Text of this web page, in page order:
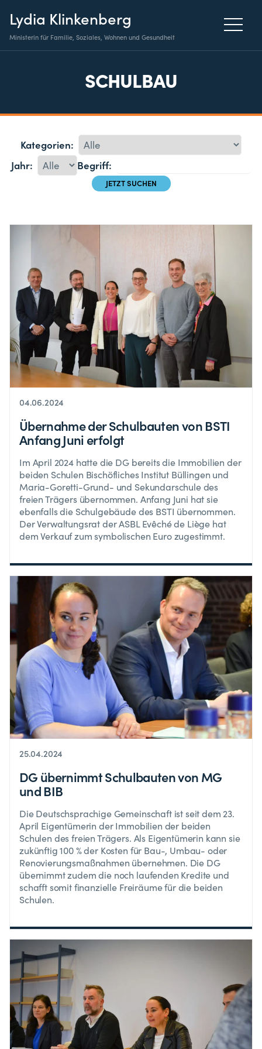
Lydia Klinkenberg
Ministerin für Familie, Soziales, Wohnen und Gesundheit
SCHULBAU
Kategorien:
Jahr:
Begriff:
04.06.2024
Übernahme der Schulbauten von BSTI
Anfang Juni erfolgt
Im April 2024 hatte die DG bereits die Immobilien der
beiden Schulen Bischöfliches Institut Büllingen und
Maria-Goretti-Grund- und Sekundarschule des
freien Trägers übernommen. Anfang Juni hat sie
ebenfalls die Schulgebäude des BSTI übernommen.
Der Verwaltungsrat der ASBL Evêché de Liège hat
dem Verkauf zum symbolischen Euro zugestimmt.
25.04.2024
DG übernimmt Schulbauten von MG
und BIB
Die Deutschsprachige Gemeinschaft ist seit dem 23.
April Eigentümerin der Immobilien der beiden
Schulen des freien Trägers. Als Eigentümerin kann sie
zukünftig 100 % der Kosten für Bau-, Umbau- oder
Renovierungsmaßnahmen übernehmen. Die DG
übernimmt zudem die noch laufenden Kredite und
schafft somit finanzielle Freiräume für die beiden
Schulen.